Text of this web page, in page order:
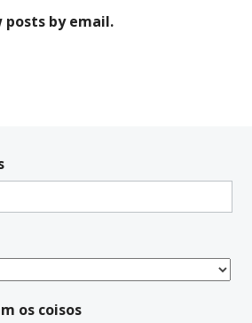
by email.
os coisos